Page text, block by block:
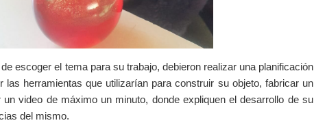
escoger el tema para su trabajo, debieron realizar una planificación
las herramientas que utilizarían para construir su objeto, fabricar un
un video de máximo un minuto, donde expliquen el desarrollo de su
del mismo.